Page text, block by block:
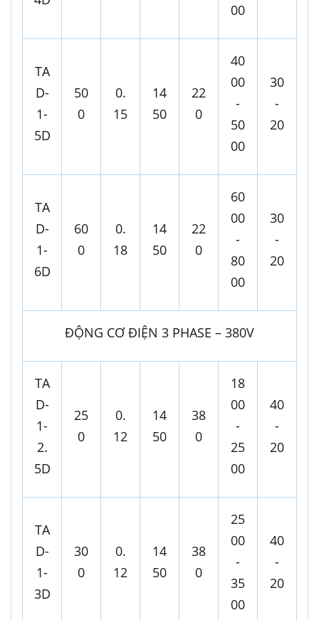
00
TA
D-
1-
5D
50
0
0.
15
14
50
22
0
40
00
-
50
00
30
-
20
TA
D-
1-
6D
60
0
0.
18
14
50
22
0
60
00
-
80
00
30
-
20
ĐỘNG CƠ ĐIỆN 3 PHASE – 380V
TA
D-
1-
2.
5D
25
0
0.
12
14
50
38
0
18
00
-
25
00
40
-
20
TA
D-
1-
3D
30
0
0.
12
14
50
38
0
25
00
-
35
00
40
-
20